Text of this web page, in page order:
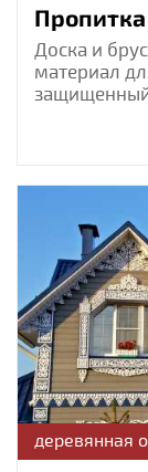
Доска и
материал
деревянная